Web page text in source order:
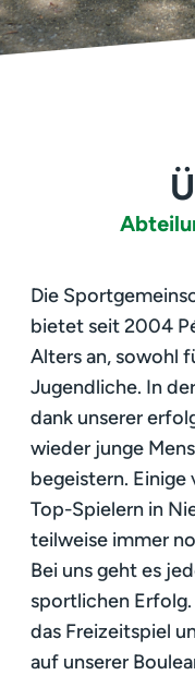
Die
bietet seit 2004
Alters an, sowohl
Jugendliche. In
dank unserer
wieder junge
begeistern.
Top-Spielern in
teilweise immer
Bei uns geht es
sportlichen
das Freizeitspiel
auf unserer